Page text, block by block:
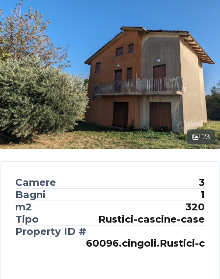
23
Camere
3
Bagni
1
m2
320
Tipo
Rustici-cascine-case
Property ID #
60096.cingoli.Rustici-c